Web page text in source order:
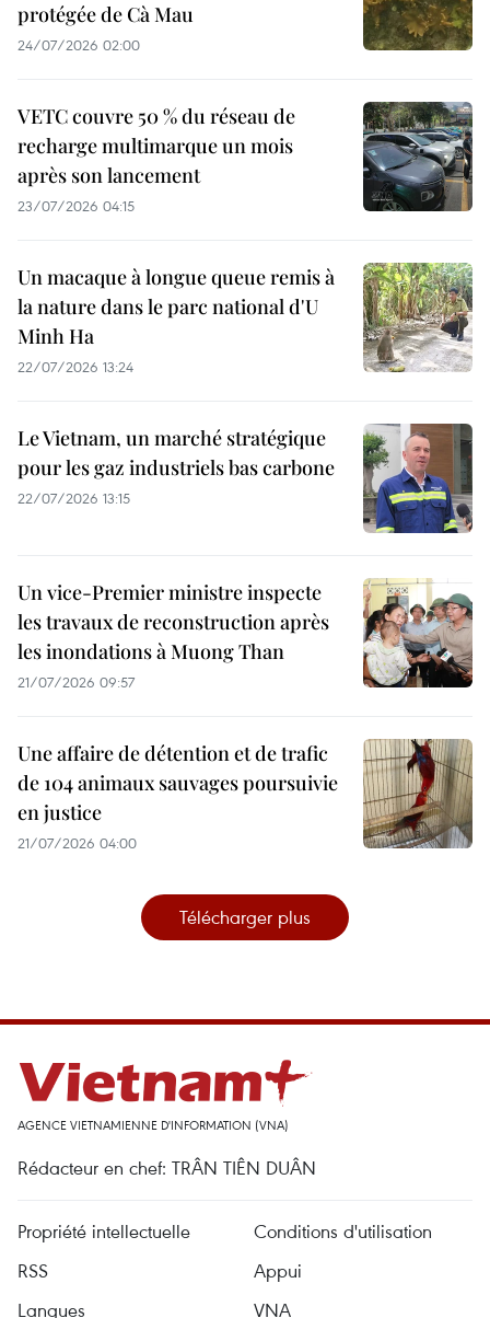
protégée de Cà Mau
24/07/2026 02:00
VETC couvre 50 % du réseau de
recharge multimarque un mois
après son lancement
23/07/2026 04:15
Un macaque à longue queue remis à
la nature dans le parc national d'U
Minh Ha
22/07/2026 13:24
Le Vietnam, un marché stratégique
pour les gaz industriels bas carbone
22/07/2026 13:15
Un vice-Premier ministre inspecte
les travaux de reconstruction après
les inondations à Muong Than
21/07/2026 09:57
Une affaire de détention et de trafic
de 104 animaux sauvages poursuivie
en justice
21/07/2026 04:00
Télécharger plus
AGENCE VIETNAMIENNE D'INFORMATION (VNA)
Rédacteur en chef: TRÂN TIÊN DUÂN
Propriété intellectuelle
Conditions d'utilisation
RSS
Appui
Langues
VNA